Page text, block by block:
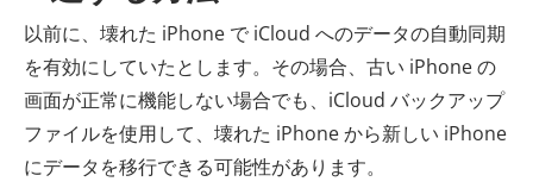
以前に、壊れた iPhone で iCloud へのデータの自動同期
を有効にしていたとします。その場合、古い iPhone の
画面が正常に機能しない場合でも、iCloud バックアップ
ファイルを使用して、壊れた iPhone から新しい iPhone
にデータを移行できる可能性があります。